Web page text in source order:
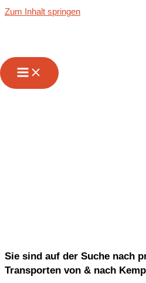
Zum Inhalt springen
Sie sind auf der Suche nach
Transporten von & nach